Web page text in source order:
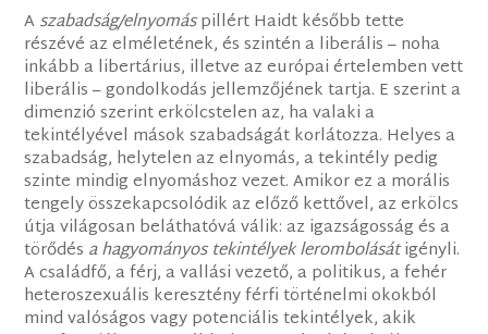
Aszabadság/elnyomáspillért Haidt később tette
részévé az elméletének, és szintén a liberális – noha
inkább a libertárius, illetve az európai értelemben vett
liberális – gondolkodás jellemzőjének tartja. E szerint a
dimenzió szerint erkölcstelen az, ha valaki a
tekintélyével mások szabadságát korlátozza. Helyes a
szabadság, helytelen az elnyomás, a tekintély pedig
szinte mindig elnyomáshoz vezet. Amikor ez a morális
tengely összekapcsolódik az előző kettővel, az erkölcs
útja világosan beláthatóvá válik: az igazságosság és a
törődés a hagyományos tekintélyek lerombolásátigényli.
A családfő, a férj, a vallási vezető, a politikus, a fehér
heteroszexuális keresztény férfi történelmi okokból
mind valóságos vagy potenciális tekintélyek, akik